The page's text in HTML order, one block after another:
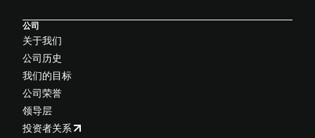
公司
关于我们
公司历史
我们的目标
公司荣誉
领导层
投资者关系